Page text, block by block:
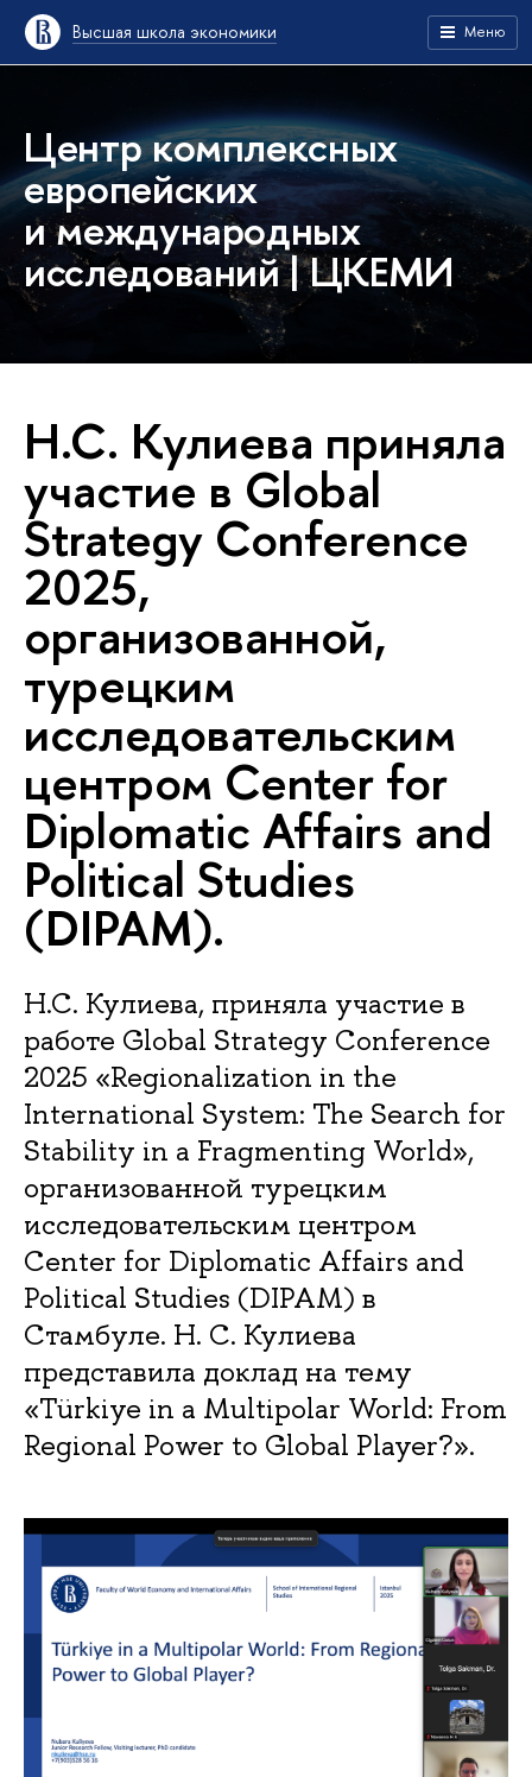
Высшая школа экономики Меню
Центр комплексных
европейских
и международных
исследований | ЦКЕМИ
Н.С. Кулиева приняла
участие в Global
Strategy Conference
2025,
организованной,
турецким
исследовательским
центром Center for
Diplomatic Affairs and
Political Studies
(DIPAM).
Н.С. Кулиева, приняла участие в
работе Global Strategy Conference
2025 «Regionalization in the
International System: The Search for
Stability in a Fragmenting World»,
организованной турецким
исследовательским центром
Center for Diplomatic Affairs and
Political Studies (DIPAM) в
Стамбуле. Н. С. Кулиева
представила доклад на тему
«Türkiye in a Multipolar World: From
Regional Power to Global Player?».